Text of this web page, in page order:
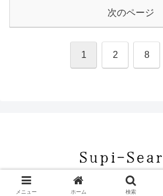
次のページ
1 2 8
© 2023 Spi-Search.
メニュー ホーム 検索